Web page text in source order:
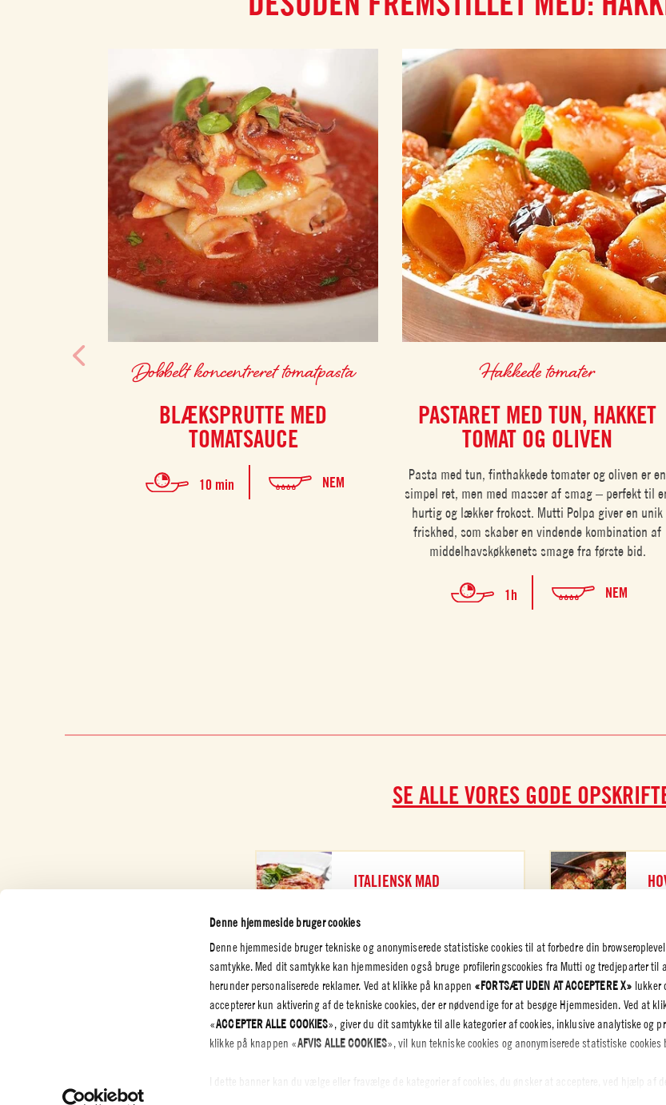
Denne hjemmeside bruger cookies
Denne hjemmeside bruger tekniske og anonymiserede statistiske cookies til at forbedre din
samtykke. Med dit samtykke kan hjemmesiden også bruge profileringscookies fra Mutti og tredjeparter til
herunder personaliserede reklamer. Ved at klikke på knappen «FORTSÆT UDEN AT ACCEPTERE X» lukker
accepterer kun aktivering af de tekniske cookies, der er nødvendige for at besøge Hjemmesiden. Ved at
«ACCEPTER ALLE COOKIES», giver du dit samtykke til alle kategorier af cookies, inklusive analytiske og
klikke på knappen «AFVIS ALLE COOKIES», vil kun tekniske cookies og anonymiserede statistiske cookies
I dette banner kan du vælge eller fravælge de kategorier af cookies, du ønsker at acceptere, ved hjælp af
Dobbelt koncentreret tomatpasta
BLÆKSPRUTTE MED
TOMATSAUCE
10 min NEM
Hakkede tomater
PASTARET MED TUN, HAKKET
TOMAT OG OLIVEN
Pasta med tun, finthakkede tomater og oliven er en
simpel ret, men med masser af smag – perfekt til
hurtig og lækker frokost. Mutti Polpa giver en unik
friskhed, som skaber en vindende kombination af
middelhavskøkkenets smage fra første bid.
1h NEM
SE ALLE VORES GODE
ITALIENSK MAD
SELSKAB
Certificeringer
JURIDISK OG
FORTROLIGHED
Cookie Policy – Cookie